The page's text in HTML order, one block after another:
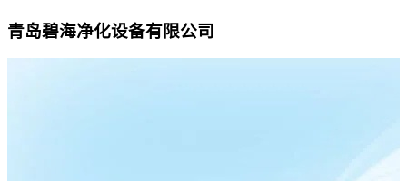
青岛碧海净化设备有限公司